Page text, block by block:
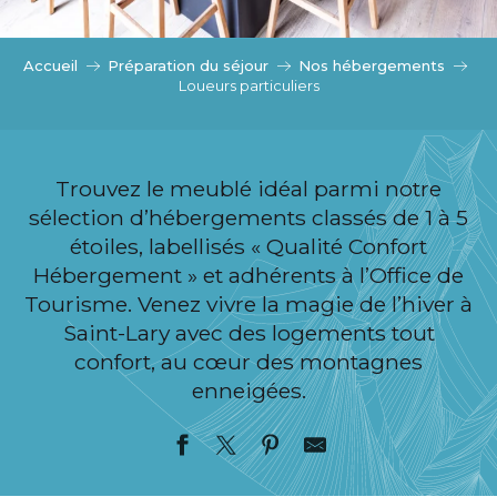
Accueil Préparation du séjour
Nos hébergements
Loueurs particuliers
Trouvez le meublé idéal parmi notre
sélection d’hébergements classés de 1 à 5
étoiles, labellisés « Qualité Confort
Hébergement » et adhérents à l’Office de
Tourisme. Venez vivre la magie de l’hiver à
Saint-Lary avec des logements tout
confort, au cœur des montagnes
enneigées.